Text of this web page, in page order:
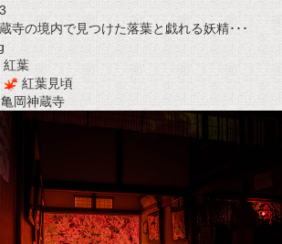
3
寺の境内で見つけた落葉と戯れる妖精･･･
紅葉
紅葉見頃
岡神蔵寺